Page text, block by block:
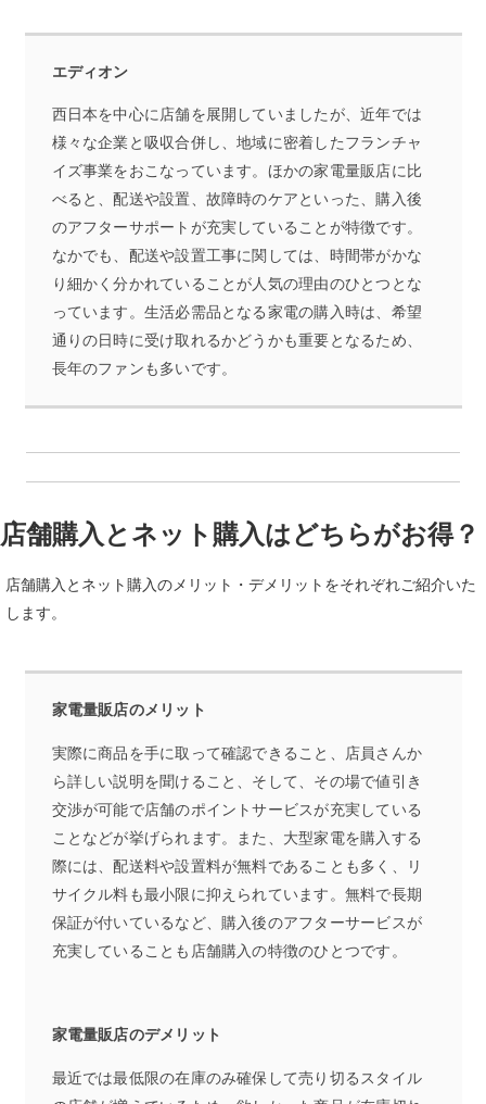
エディオン
西日本を中心に店舗を展開していましたが、近年では
様々な企業と吸収合併し、地域に密着したフランチャ
イズ事業をおこなっています。ほかの家電量販店に比
べると、配送や設置、故障時のケアといった、購入後
のアフターサポートが充実していることが特徴です。
なかでも、配送や設置工事に関しては、時間帯がかな
り細かく分かれていることが人気の理由のひとつとな
っています。生活必需品となる家電の購入時は、希望
通りの日時に受け取れるかどうかも重要となるため、
長年のファンも多いです。
店舗購入とネット購入はどちらがお得？
店舗購入とネット購入のメリット・デメリットをそれぞれご紹介いた
します。
家電量販店のメリット
実際に商品を手に取って確認できること、店員さんか
ら詳しい説明を聞けること、そして、その場で値引き
交渉が可能で店舗のポイントサービスが充実している
ことなどが挙げられます。また、大型家電を購入する
際には、配送料や設置料が無料であることも多く、リ
サイクル料も最小限に抑えられています。無料で長期
保証が付いているなど、購入後のアフターサービスが
充実していることも店舗購入の特徴のひとつです。
家電量販店のデメリット
最近では最低限の在庫のみ確保して売り切るスタイル